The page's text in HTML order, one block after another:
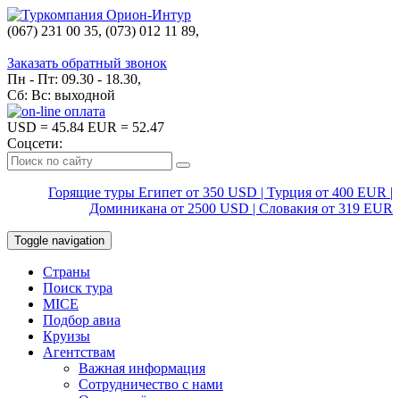
(067) 231 00 35, (073) 012 11 89,
Заказать обратный звонок
Пн - Пт: 09.30 - 18.30,
Сб: Вс: выходной
USD = 45.84 EUR = 52.47
Соцсети:
Горящие туры Египет от 350 USD | Турция от 400 EUR |
Доминикана от 2500 USD | Словакия от 319 EUR
Toggle navigation
Страны
Поиск тура
MICE
Подбор авиа
Круизы
Агентствам
Важная информация
Сотрудничество с нами